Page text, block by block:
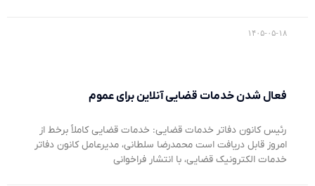
۱۴۰۵-۰۵-۱۸
فعال شدن خدمات قضایی آنلاین برای عموم
رئیس کانون دفاتر خدمات قضایی: خدمات قضایی کاملاً برخط از
امروز قابل دریافت است محمدرضا سلطانی، مدیرعامل کانون دفاتر
خدمات الکترونیک قضایی، با انتشار فراخوانی